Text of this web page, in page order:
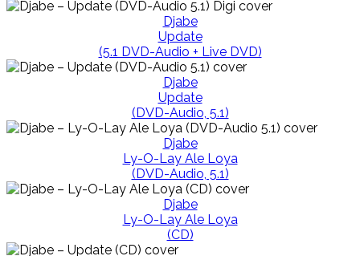
Djabe
Update
(5.1 DVD-Audio + Live DVD)
Djabe
Update
(DVD-Audio, 5.1)
Djabe
Ly-O-Lay Ale Loya
(DVD-Audio, 5.1)
Djabe
Ly-O-Lay Ale Loya
(CD)